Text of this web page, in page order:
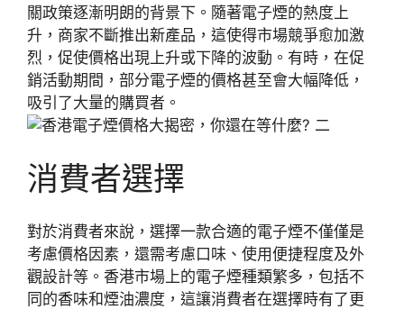
關政策逐漸明朗的背景下。隨著電子煙的熱度上
升，商家不斷推出新產品，這使得市場競爭愈加激
烈，促使價格出現上升或下降的波動。有時，在促
銷活動期間，部分電子煙的價格甚至會大幅降低，
吸引了大量的購買者。
消費者選擇
對於消費者來說，選擇一款合適的電子煙不僅僅是
考慮價格因素，還需考慮口味、使用便捷程度及外
觀設計等。香港市場上的電子煙種類繁多，包括不
同的香味和煙油濃度，這讓消費者在選擇時有了更